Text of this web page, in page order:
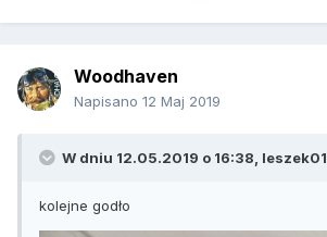
Woodhaven
Napisano 12 Maj 2019
W dniu 12.05.2019 o 16:38, leszek01
kolejne godło